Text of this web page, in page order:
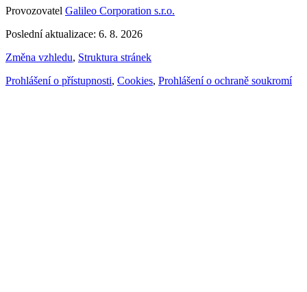
Provozovatel Galileo Corporation s.r.o.
Poslední aktualizace: 6. 8. 2026
Změna vzhledu, Struktura stránek
Prohlášení o přístupnosti, Cookies, Prohlášení o ochraně soukromí